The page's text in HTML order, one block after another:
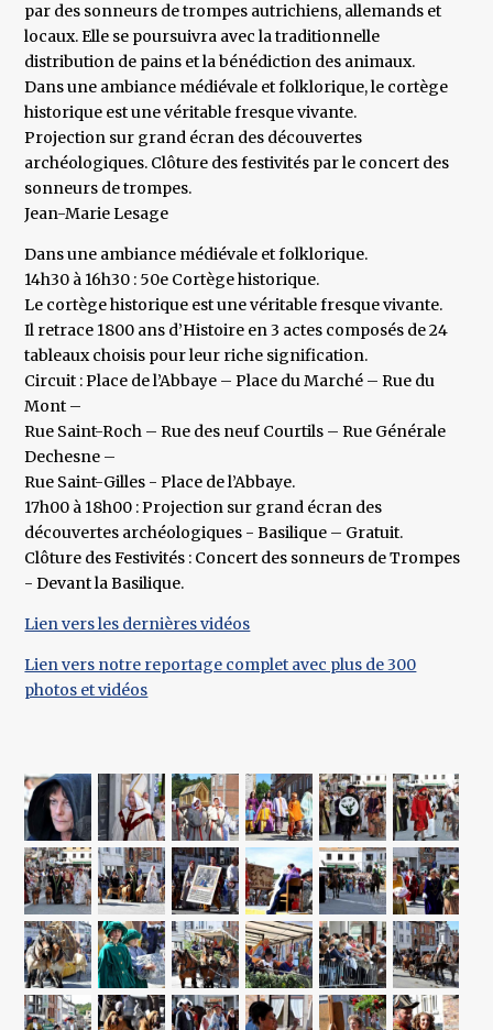
par des sonneurs de trompes autrichiens, allemands et
locaux. Elle se poursuivra avec la traditionnelle
distribution de pains et la bénédiction des animaux.
Dans une ambiance médiévale et folklorique, le cortège
historique est une véritable fresque vivante.
Projection sur grand écran des découvertes
archéologiques. Clôture des festivités par le concert des
sonneurs de trompes.
Jean-Marie Lesage
Dans une ambiance médiévale et folklorique.
14h30 à 16h30 : 50e Cortège historique.
Le cortège historique est une véritable fresque vivante.
Il retrace 1800 ans d’Histoire en 3 actes composés de 24
tableaux choisis pour leur riche signification.
Circuit : Place de l’Abbaye – Place du Marché – Rue du
Mont –
Rue Saint-Roch – Rue des neuf Courtils – Rue Générale
Dechesne –
Rue Saint-Gilles - Place de l’Abbaye.
17h00 à 18h00 : Projection sur grand écran des
découvertes archéologiques - Basilique – Gratuit.
Clôture des Festivités : Concert des sonneurs de Trompes
- Devant la Basilique.
Lien vers les dernières vidéos
Lien vers notre reportage complet avec plus de 300
photos et vidéos